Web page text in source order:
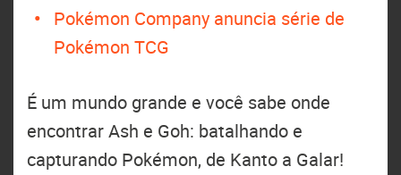
Pokémon Company anuncia série de
Pokémon TCG
É um mundo grande e você sabe onde
encontrar Ash e Goh: batalhando e
capturando Pokémon, de Kanto a Galar!